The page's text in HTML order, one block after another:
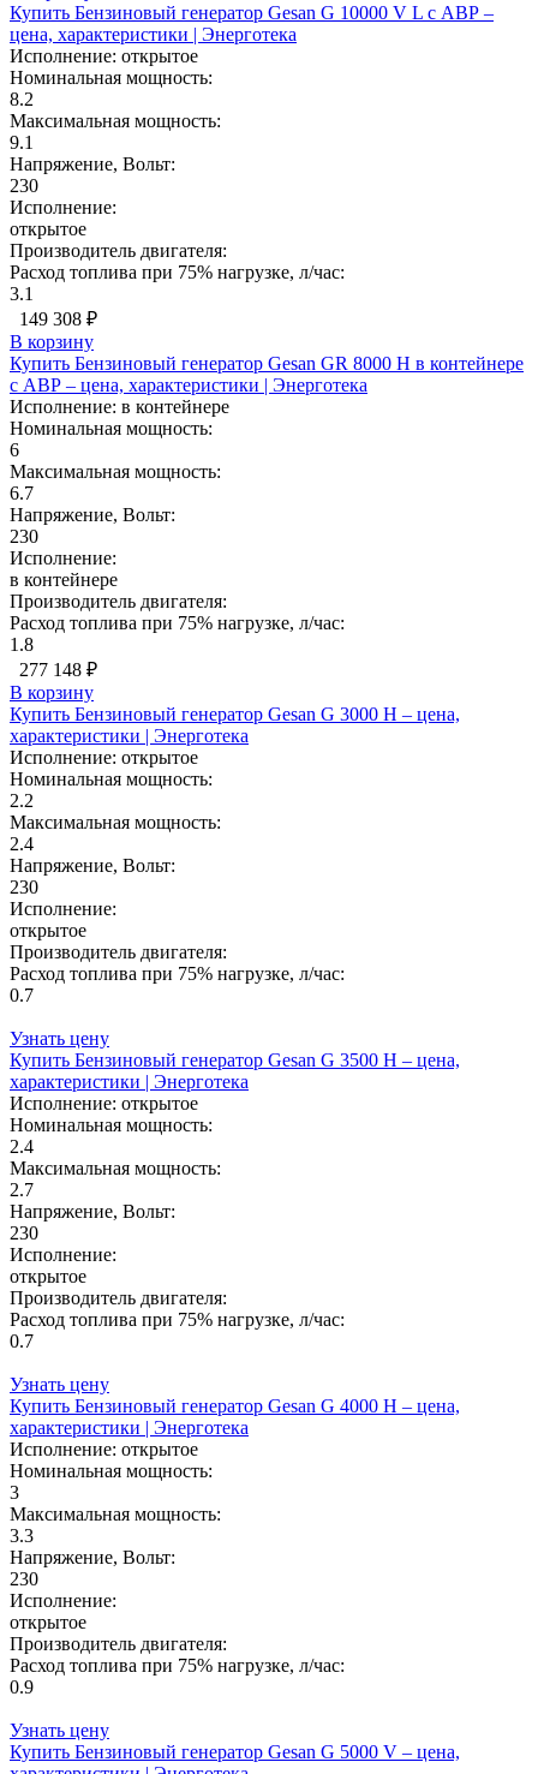
Купить Бензиновый генератор Gesan G 10000 V L с АВР –
цена, характеристики | Энерготека
Исполнение: открытое
Номинальная мощность:
8.2
Максимальная мощность:
9.1
Напряжение, Вольт:
230
Исполнение:
открытое
Производитель двигателя:
Расход топлива при 75% нагрузке, л/час:
3.1
149 308 ₽
В корзину
Купить Бензиновый генератор Gesan GR 8000 H в контейнере
с АВР – цена, характеристики | Энерготека
Исполнение: в контейнере
Номинальная мощность:
6
Максимальная мощность:
6.7
Напряжение, Вольт:
230
Исполнение:
в контейнере
Производитель двигателя:
Расход топлива при 75% нагрузке, л/час:
1.8
277 148 ₽
В корзину
Купить Бензиновый генератор Gesan G 3000 H – цена,
характеристики | Энерготека
Исполнение: открытое
Номинальная мощность:
2.2
Максимальная мощность:
2.4
Напряжение, Вольт:
230
Исполнение:
открытое
Производитель двигателя:
Расход топлива при 75% нагрузке, л/час:
0.7
Узнать цену
Купить Бензиновый генератор Gesan G 3500 H – цена,
характеристики | Энерготека
Исполнение: открытое
Номинальная мощность:
2.4
Максимальная мощность:
2.7
Напряжение, Вольт:
230
Исполнение:
открытое
Производитель двигателя:
Расход топлива при 75% нагрузке, л/час:
0.7
Узнать цену
Купить Бензиновый генератор Gesan G 4000 H – цена,
характеристики | Энерготека
Исполнение: открытое
Номинальная мощность:
3
Максимальная мощность:
3.3
Напряжение, Вольт:
230
Исполнение:
открытое
Производитель двигателя:
Расход топлива при 75% нагрузке, л/час:
0.9
Узнать цену
Купить Бензиновый генератор Gesan G 5000 V – цена,